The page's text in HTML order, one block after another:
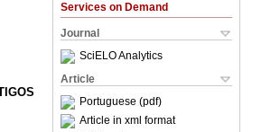
Services on Demand
Journal
SciELO Analytics
Article
Portuguese (pdf)
Article in xml format